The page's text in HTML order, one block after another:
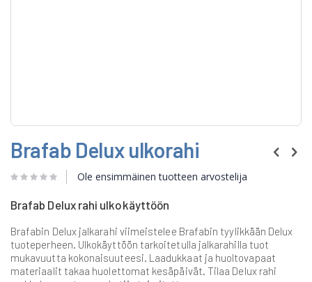
to
the
beginning
of
images
Brafab Delux ulkorahi
Ole ensimmäinen tuotteen arvostelija
Brafab Delux rahi ulkokäyttöön
Brafabin Delux jalkarahi viimeistelee Brafabin tyylikkään Delux
tuoteperheen. Ulkokäyttöön tarkoitetulla jalkarahilla tuot
mukavuutta kokonaisuuteesi. Laadukkaat ja huoltovapaat
materiaalit takaa huolettomat kesäpäivät. Tilaa Delux rahi